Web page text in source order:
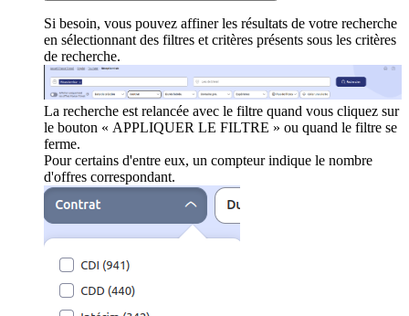
Si besoin, vous pouvez affiner les résultats de votre recherche
en sélectionnant des filtres et critères présents sous les critères
de recherche.
La recherche est relancée avec le filtre quand vous cliquez sur
le bouton « APPLIQUER LE FILTRE » ou quand le filtre se
ferme.
Pour certains d'entre eux, un compteur indique le nombre
d'offres correspondant.